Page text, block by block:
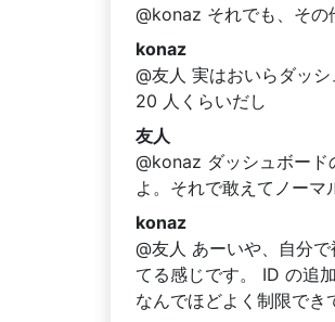
@konaz それでも、その
konaz
@友人 実はおいらダッ
20 人くらいだし
友人
@konaz ダッシュボード
よ。それで敢えてノー
konaz
@友人 あーいや、自分
てる感じです。 ID の追
なんでほどよく制限でき